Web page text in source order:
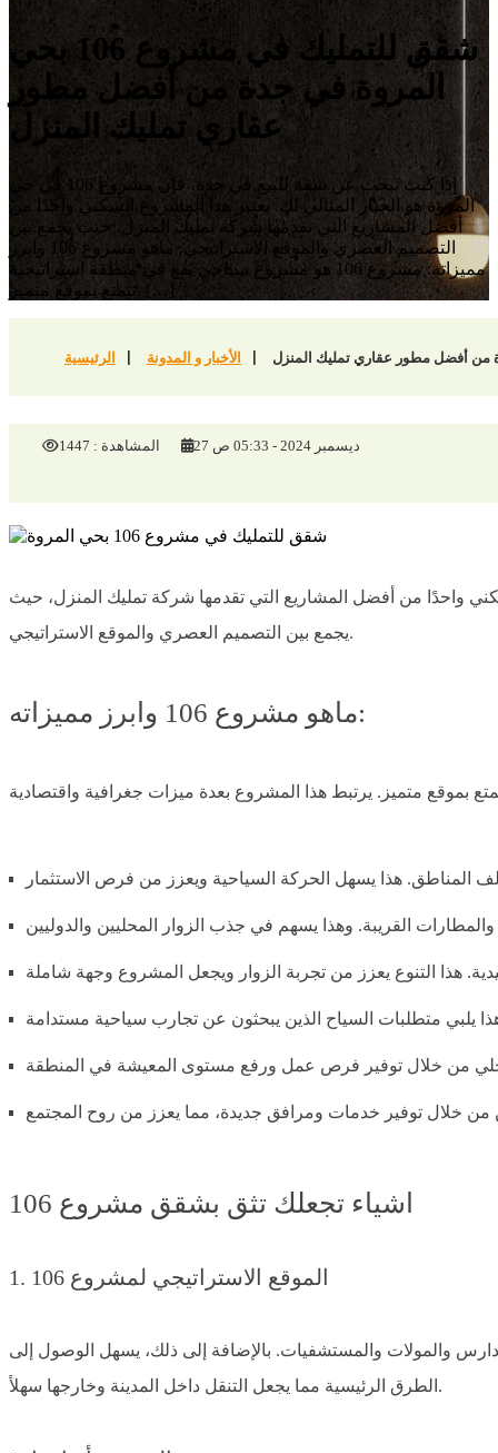
شقق للتمليك في مشروع 106 بحي
المروة في جدة من أفضل مطور
عقاري تمليك المنزل
إذا كنت تبحث عن شقة للبيع في جدة، فإن مشروع 106 في حي
المروة هو الخيار المثالي لك. يعتبر هذا المشروع السكني واحدًا من
أفضل المشاريع التي تقدمها شركة تمليك المنزل، حيث يجمع بين
التصميم العصري والموقع الاستراتيجي. ماهو مشروع 106 وابرز
مميزاته: مشروع 106 هو مشروع سياحي يقع في منطقة استراتيجية
تتمتع بموقع متميز. […]
الرئيسية الأخبار و المدونة
المشاهدة : 1447 27 ديسمبر 2024 - 05:33 ص
يعتبر هذا المشروع السكني واحدًا من أفضل المشاريع التي تقدمها شركة تمليك المنزل، حيث
يجمع بين التصميم العصري والموقع الاستراتيجي.
ماهو مشروع 106 وابرز مميزاته:
اشياء تجعلك تثق بشقق مشروع 106
1. الموقع الاستراتيجي لمشروع 106
المدارس والمولات والمستشفيات. بالإضافة إلى ذلك، يسهل الوصول إلى
الطرق الرئيسية مما يجعل التنقل داخل المدينة وخارجها سهلاً.